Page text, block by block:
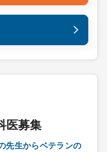
医募集
先生からベテランの